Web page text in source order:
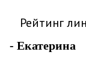
Рейтинг
- Екатерина